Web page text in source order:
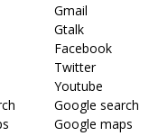
Gmail
Gtalk
Facebook
Twitter
Youtube
Google search
Google maps